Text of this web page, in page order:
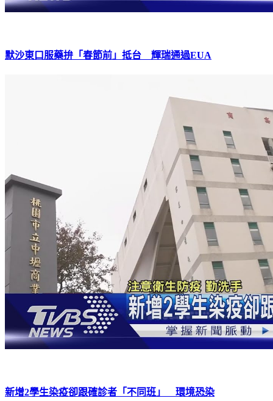
默沙東口服藥拚「春節前」抵台 輝瑞通過EUA
新增2學生染疫卻跟確診者「不同班」 環境恐染